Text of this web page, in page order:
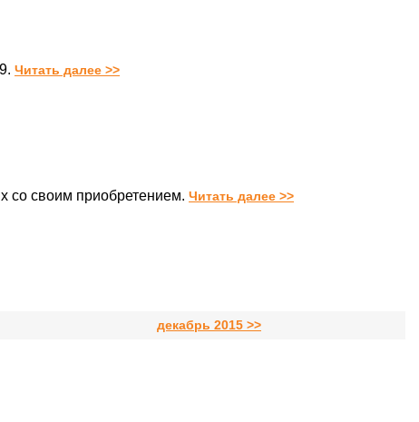
Читать далее >>
со своим приобретением. Читать далее >>
декабрь 2015 >>